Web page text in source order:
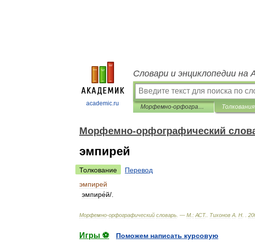
academic.ru
Словари и энциклопедии на
Морфемно-орфографический словарь Толкования
Морфемно-орфографический
эмпирей
Толкование
Перевод
эмпирей
эмпире́й/.
Морфемно-орфографический словарь . — М : АСТ. Тихонов А Н
Игры ⚽
Поможем написать курсовую